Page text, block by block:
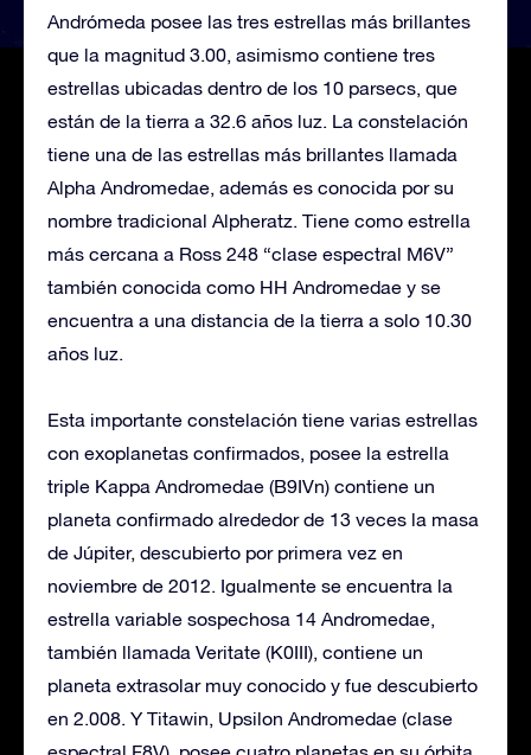
Andrómeda posee las tres estrellas más brillantes
que la magnitud 3.00, asimismo contiene tres
estrellas ubicadas dentro de los 10 parsecs, que
están de la tierra a 32.6 años luz. La constelación
tiene una de las estrellas más brillantes llamada
Alpha Andromedae, además es conocida por su
nombre tradicional Alpheratz. Tiene como estrella
más cercana a Ross 248 “clase espectral M6V”
también conocida como HH Andromedae y se
encuentra a una distancia de la tierra a solo 10.30
años luz.
Esta importante constelación tiene varias estrellas
con exoplanetas confirmados, posee la estrella
triple Kappa Andromedae (B9IVn) contiene un
planeta confirmado alrededor de 13 veces la masa
de Júpiter, descubierto por primera vez en
noviembre de 2012. Igualmente se encuentra la
estrella variable sospechosa 14 Andromedae,
también llamada Veritate (K0III), contiene un
planeta extrasolar muy conocido y fue descubierto
en 2.008. Y Titawin, Upsilon Andromedae (clase